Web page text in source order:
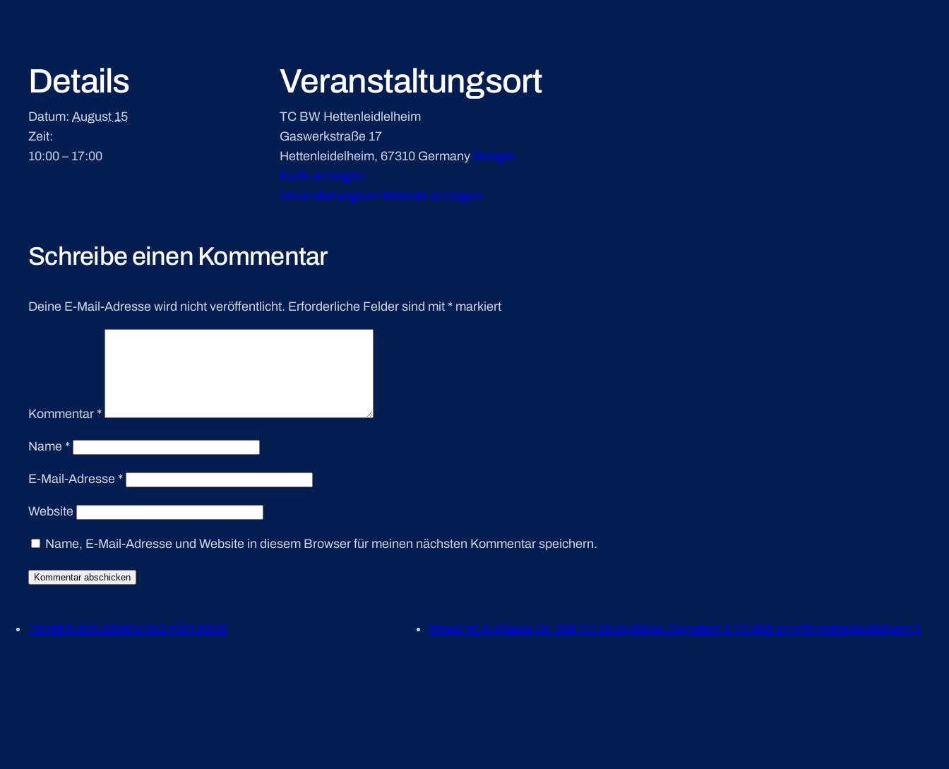
Details
Datum: August 15
Zeit:
10:00 – 17:00
Veranstaltungsort
TC BW Hettenleidlelheim
Gaswerkstraße 17
Hettenleidelheim, 67310 Germany Google
Karte anzeigen
Veranstaltungsort-Website anzeigen
Schreibe einen Kommentar
Deine E-Mail-Adresse wird nicht veröffentlicht. Erforderliche Felder sind mit * markiert
Kommentar *
Name *
E-Mail-Adresse *
Website
Name, E-Mail-Adresse und Website in diesem Browser für meinen nächsten Kommentar speichern.
TENNIS ERLEBNISTAG FÜR KIDS Mixed 40 A-Klasse Gr. 008 TC Grün-Weiss Dirmstein 1 TC BW im VfR Hettenleidelheim 1